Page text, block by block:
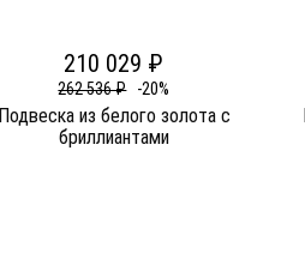
210 029 ₽
262 536 ₽ -20%
Подвеска из белого золота c
бриллиантами